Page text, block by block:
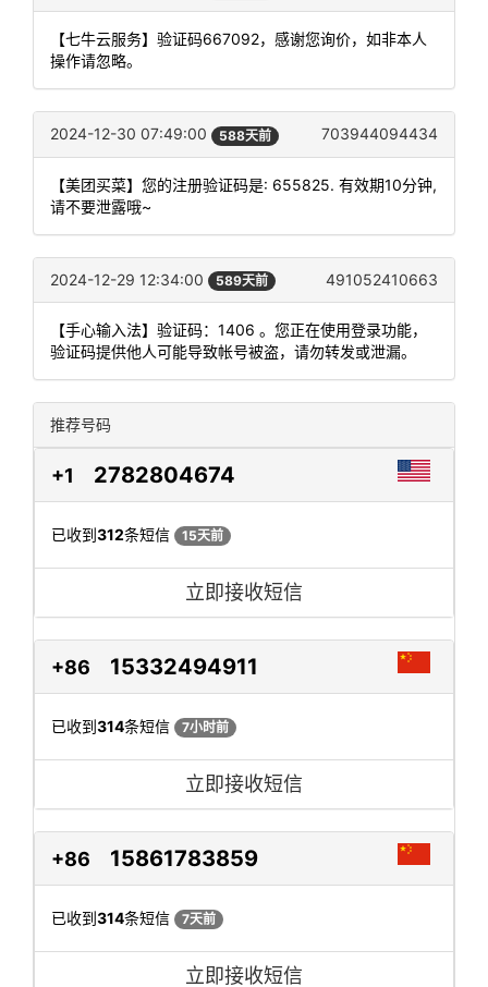
【七牛云服务】验证码667092，感谢您询价，如非本人
操作请忽略。
2024-12-30 07:49:00 588天前 703944094434
【美团买菜】您的注册验证码是: 655825. 有效期10分钟,
请不要泄露哦~
2024-12-29 12:34:00 589天前 491052410663
【手心输入法】验证码：1406 。您正在使用登录功能，
验证码提供他人可能导致帐号被盗，请勿转发或泄漏。
推荐号码
+1 2782804674
已收到312条短信 15天前
立即接收短信
+86 15332494911
已收到314条短信 7小时前
立即接收短信
+86 15861783859
已收到314条短信 7天前
立即接收短信